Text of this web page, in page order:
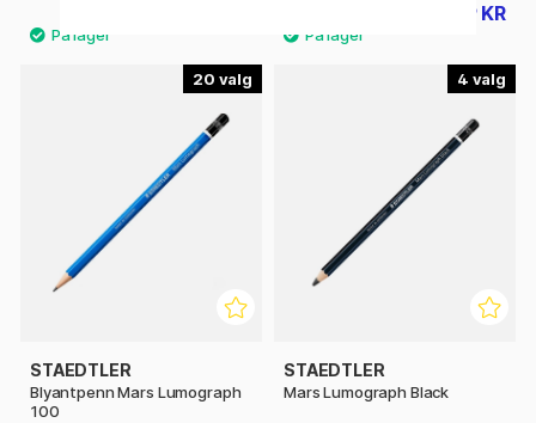
119 KR
20
STAEDTLER
Blyantpenn Mars Lumograph
100
4
STAEDTLER
Mars Lumograph Black